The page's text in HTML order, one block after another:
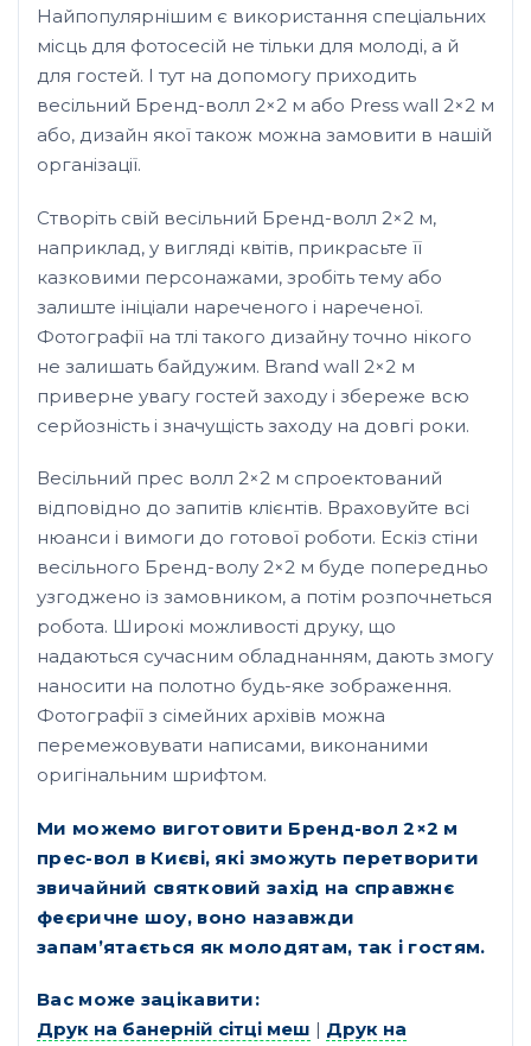
Найпопулярнішим є використання спеціальних
місць для фотосесій не тільки для молоді, а й
для гостей. І тут на допомогу приходить
весільний Бренд-волл 2×2 м або Press wall 2×2 м
або, дизайн якої також можна замовити в нашій
організації.
Створіть свій весільний Бренд-волл 2×2 м,
наприклад, у вигляді квітів, прикрасьте її
казковими персонажами, зробіть тему або
залиште ініціали нареченого і нареченої.
Фотографії на тлі такого дизайну точно нікого
не залишать байдужим. Brand wall 2×2 м
приверне увагу гостей заходу і збереже всю
серйозність і значущість заходу на довгі роки.
Весільний прес волл 2×2 м спроектований
відповідно до запитів клієнтів. Враховуйте всі
нюанси і вимоги до готової роботи. Ескіз стіни
весільного Бренд-волу 2×2 м буде попередньо
узгоджено із замовником, а потім розпочнеться
робота. Широкі можливості друку, що
надаються сучасним обладнанням, дають змогу
наносити на полотно будь-яке зображення.
Фотографії з сімейних архівів можна
перемежовувати написами, виконаними
оригінальним шрифтом.
Ми можемо виготовити Бренд-вол 2×2 м
прес-вол в Києві, які зможуть перетворити
звичайний святковий захід на справжнє
феєричне шоу, воно назавжди
запам’ятається як молодятам, так і гостям.
Вас може зацікавити:
Друк на банерній сітці меш | Друк на